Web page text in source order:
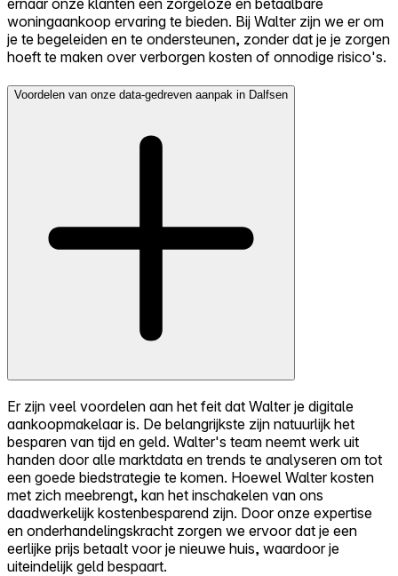
ernaar onze klanten een zorgeloze en betaalbare
woningaankoop ervaring te bieden. Bij Walter zijn we er om
je te begeleiden en te ondersteunen, zonder dat je je zorgen
hoeft te maken over verborgen kosten of onnodige risico's.
Voordelen van onze data-gedreven aanpak in Dalfsen
Er zijn veel voordelen aan het feit dat Walter je digitale
aankoopmakelaar is. De belangrijkste zijn natuurlijk het
besparen van tijd en geld. Walter's team neemt werk uit
handen door alle marktdata en trends te analyseren om tot
een goede biedstrategie te komen. Hoewel Walter kosten
met zich meebrengt, kan het inschakelen van ons
daadwerkelijk kostenbesparend zijn. Door onze expertise
en onderhandelingskracht zorgen we ervoor dat je een
eerlijke prijs betaalt voor je nieuwe huis, waardoor je
uiteindelijk geld bespaart.